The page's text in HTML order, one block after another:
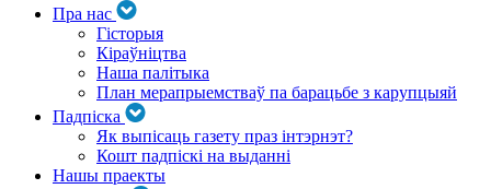
Пра нас
Гісторыя
Кіраўніцтва
Наша палітыка
План мерапрыемстваў па барацьбе з карупцыяй
Падпіска
Як выпісаць газету праз інтэрнэт?
Кошт падпіскі на выданні
Нашы праекты